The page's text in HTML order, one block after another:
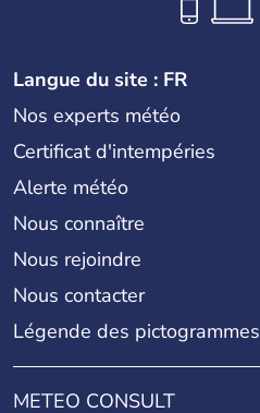
Langue du site : FR
Nos experts météo
Certificat d'intempéries
Alerte météo
Nous connaître
Nous rejoindre
Nous contacter
Légende des pictogrammes
METEO CONSULT